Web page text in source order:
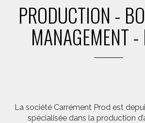
PRODUCTION -
MANAGEMENT -
La société Carrément Prod est
spécialisée dans la production